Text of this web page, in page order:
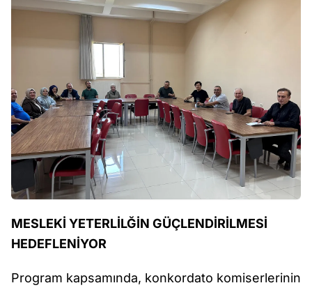
MESLEKİ YETERLİLĞİN GÜÇLENDİRİLMESİ
HEDEFLENİYOR
Program kapsamında, konkordato komiserlerinin